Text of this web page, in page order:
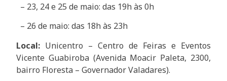
– 23, 24 e 25 de maio: das 19h às 0h
– 26 de maio: das 18h às 23h
Local: Unicentro – Centro de Feiras e Eventos
Vicente Guabiroba (Avenida Moacir Paleta, 2300,
bairro Floresta – Governador Valadares).